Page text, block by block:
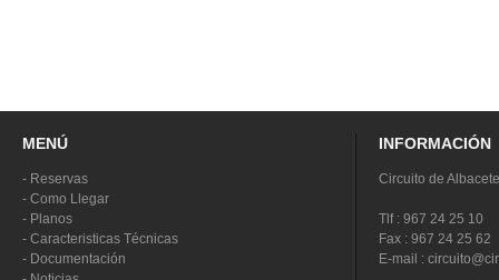
MENÚ
- Reservas
- Como Llegar
- Planos
- Caracteristicas Técnicas
- Documentación
INFORMACIÓN
Circuito de Albacete
Tlf : 967 24 25 10
Fax : 967 24 25 62
E-mail :